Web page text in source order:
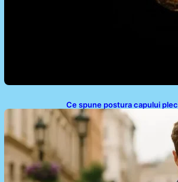
Ce spune postura capului
noastre: analiza unui obicei